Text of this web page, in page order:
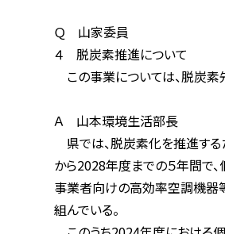
Ｑ 山家委員
４ 脱炭素推進について
この事業については、脱炭素先進
Ａ 山本環境生活部長
県では、脱炭素化を推進するため
から2028年度までの５年間で、個
事業者向けの高効率空調機器等に
組んでいる。